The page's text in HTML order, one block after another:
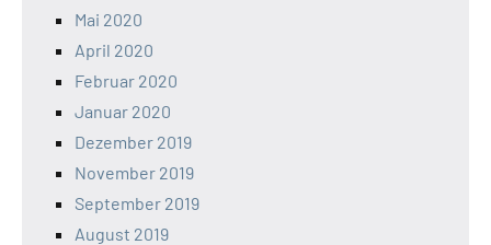
Mai 2020
April 2020
Februar 2020
Januar 2020
Dezember 2019
November 2019
September 2019
August 2019